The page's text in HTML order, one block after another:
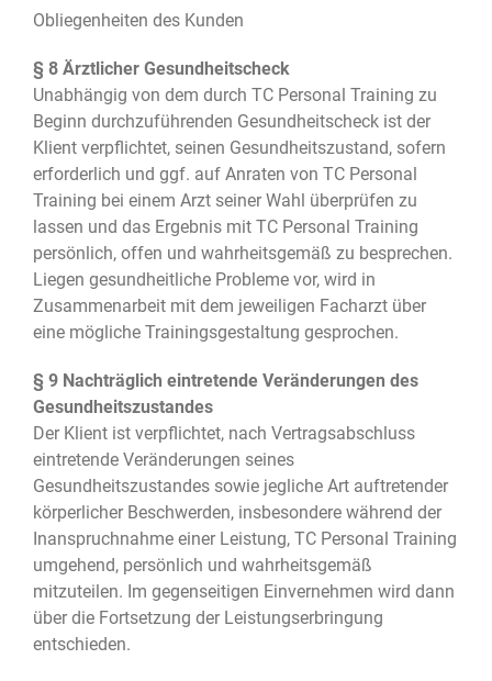
Obliegenheiten des Kunden
§ 8 Ärztlicher Gesundheitscheck
Unabhängig von dem durch TC Personal Training zu
Beginn durchzuführenden Gesundheitscheck ist der
Klient verpflichtet, seinen Gesundheitszustand, sofern
erforderlich und ggf. auf Anraten von TC Personal
Training bei einem Arzt seiner Wahl überprüfen zu
lassen und das Ergebnis mit TC Personal Training
persönlich, offen und wahrheitsgemäß zu besprechen.
Liegen gesundheitliche Probleme vor, wird in
Zusammenarbeit mit dem jeweiligen Facharzt über
eine mögliche Trainingsgestaltung gesprochen.
§ 9 Nachträglich eintretende Veränderungen des
Gesundheitszustandes
Der Klient ist verpflichtet, nach Vertragsabschluss
eintretende Veränderungen seines
Gesundheitszustandes sowie jegliche Art auftretender
körperlicher Beschwerden, insbesondere während der
Inanspruchnahme einer Leistung, TC Personal Training
umgehend, persönlich und wahrheitsgemäß
mitzuteilen. Im gegenseitigen Einvernehmen wird dann
über die Fortsetzung der Leistungserbringung
entschieden.